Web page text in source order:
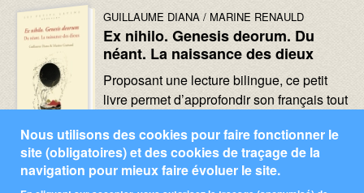
Image :
Image : AUTEURS :
GUILLAUME DIANA MARINE RENAULD
Ex nihilo. Genesis deorum. Du
néant. La naissance des dieux
Texte :
Proposant une lecture bilingue, ce petit
livre permet d’approfondir son français tout
antique. Au
(...)
Nous utilisons des cookies pour faire fonctionner le
site (obligatoires) et des cookies de traçage de la
navigation pour mieux faire évoluer le site.